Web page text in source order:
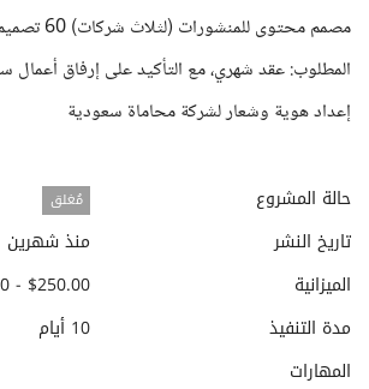
مصمم محتوى للمنشورات (لثلاث شركات) 60 تصميم في الشهر
المطلوب: عقد شهري، مع التأكيد على إرفاق أعمال
إعداد هوية وشعار لشركة محاماة سعودية
حالة المشروع مُغلق
تاريخ النشر
منذ شهرين
الميزانية
$250.00 - $500.00
مدة التنفيذ
10 أيام
المهارات